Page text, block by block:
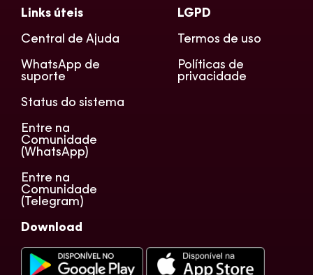
Links úteis
Central de Ajuda
WhatsApp de
suporte
Status do sistema
Entre na
Comunidade
(WhatsApp)
Entre na
Comunidade
(Telegram)
LGPD
Termos de uso
Políticas de
privacidade
Download